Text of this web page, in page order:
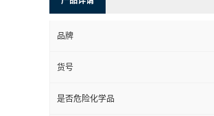
品牌
货号
是否危险化学品